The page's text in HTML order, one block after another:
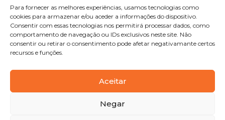
Para fornecer as melhores experiências, usamos tecnologias como
cookies para armazenar e/ou aceder a informações do dispositivo.
Consentir com essas tecnologias nos permitirá processar dados, como
comportamento de navegação ou IDs exclusivos neste site. Não
consentir ou retirar o consentimento pode afetar negativamante certos
recursos e funções.
Aceitar
Negar
Copyright © 2025 Sabores Santa Clara
. Todos os direitos
reservadosPolítica de Privacidade |Termos e condições
Designed byShift Your Branding Agency